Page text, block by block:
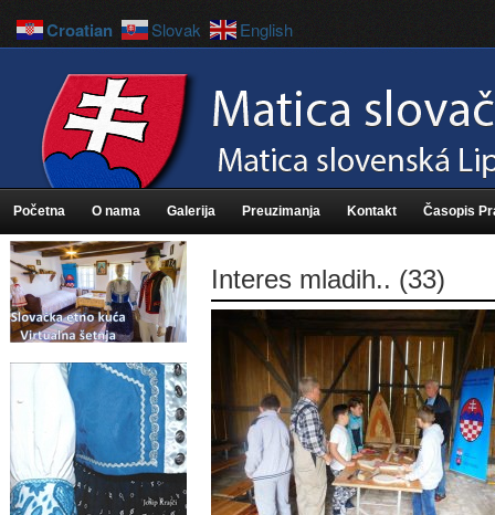
Početna O nama Galerija Preuzimanja Kontakt Časopis
Interes mladih.. (33)
Croatian Slovak English